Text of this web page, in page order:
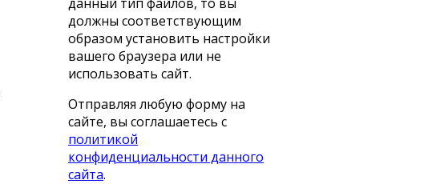
должны соответствующим
образом установить настройки
вашего браузера или не
использовать сайт.
Отправляя любую форму на
сайте, вы соглашаетесь с
политикой
конфиденциальности данного
сайта.